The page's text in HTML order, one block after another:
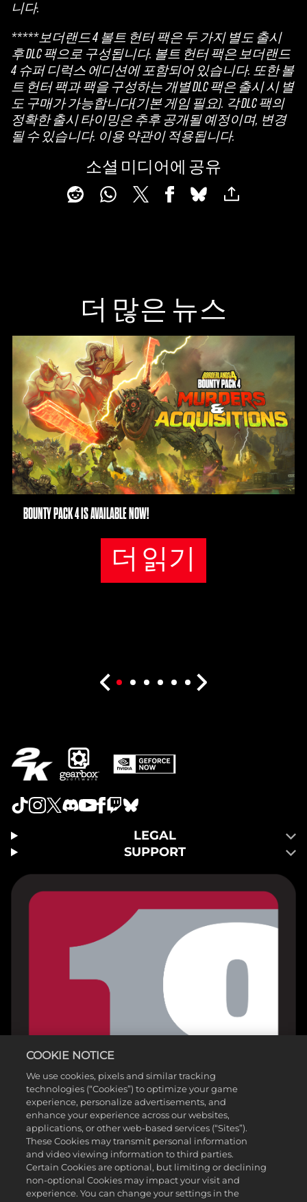
니다.
*****보더랜드 4 볼트 헌터 팩은 두 가지 별도 출시
후 DLC 팩으로 구성됩니다. 볼트 헌터 팩은 보더랜드
4 슈퍼 디럭스 에디션에 포함되어 있습니다. 또한 볼
트 헌터 팩과 팩을 구성하는 개별 DLC 팩은 출시 시 별
도 구매가 가능합니다(기본 게임 필요). 각 DLC 팩의
정확한 출시 타이밍은 추후 공개될 예정이며, 변경
될 수 있습니다. 이용 약관이 적용됩니다.
소셜 미디어에 공유
더 많은 뉴스
BOUNTY PACK 4 IS AVAILABLE NOW!
더 읽기
LEGAL
SUPPORT
COOKIE NOTICE
We use cookies, pixels and similar tracking
technologies (“Cookies”) to optimize your game
experience, personalize advertisements, and
enhance your experience across our websites,
applications, or other web-based services (“Sites”).
These Cookies may transmit personal information
and video viewing information to third parties.
Certain Cookies are optional, but limiting or declining
non-optional Cookies may impact your visit and
experience. You can change your settings in the